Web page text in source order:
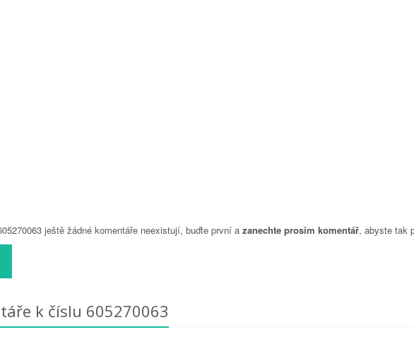
ještě žádné komentáře neexistují, buďte první a zanechte prosím komentář, abyste tak
k číslu 605270063